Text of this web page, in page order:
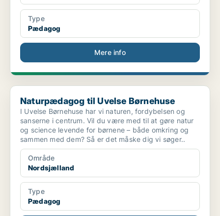
Type
Pædagog
Mere info
Naturpædagog til Uvelse Børnehuse
Naturpædagog til Uvelse Børnehuse
I Uvelse Børnehuse har vi naturen, fordybelsen og
sanserne i centrum. Vil du være med til at gøre natur
og science levende for børnene – både omkring og
sammen med dem? Så er det måske dig vi søger..
Område
Nordsjælland
Type
Pædagog